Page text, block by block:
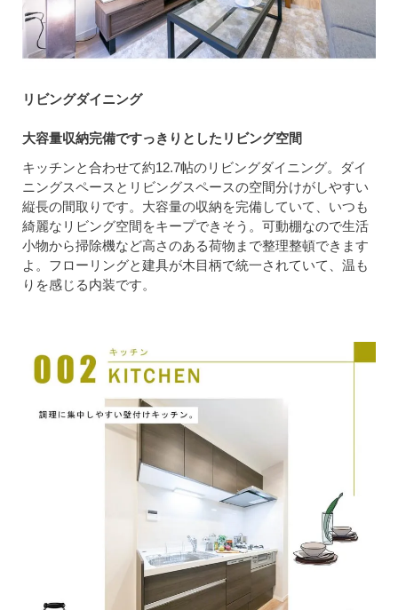
リビングダイニング
大容量収納完備ですっきりとしたリビング空間
キッチンと合わせて約12.7帖のリビングダイニング。ダイ
ニングスペースとリビングスペースの空間分けがしやすい
縦長の間取りです。大容量の収納を完備していて、いつも
綺麗なリビング空間をキープできそう。可動棚なので生活
小物から掃除機など高さのある荷物まで整理整頓できます
よ。フローリングと建具が木目柄で統一されていて、温も
りを感じる内装です。